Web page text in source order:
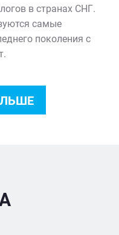
в странах СНГ.
самые
поколения с